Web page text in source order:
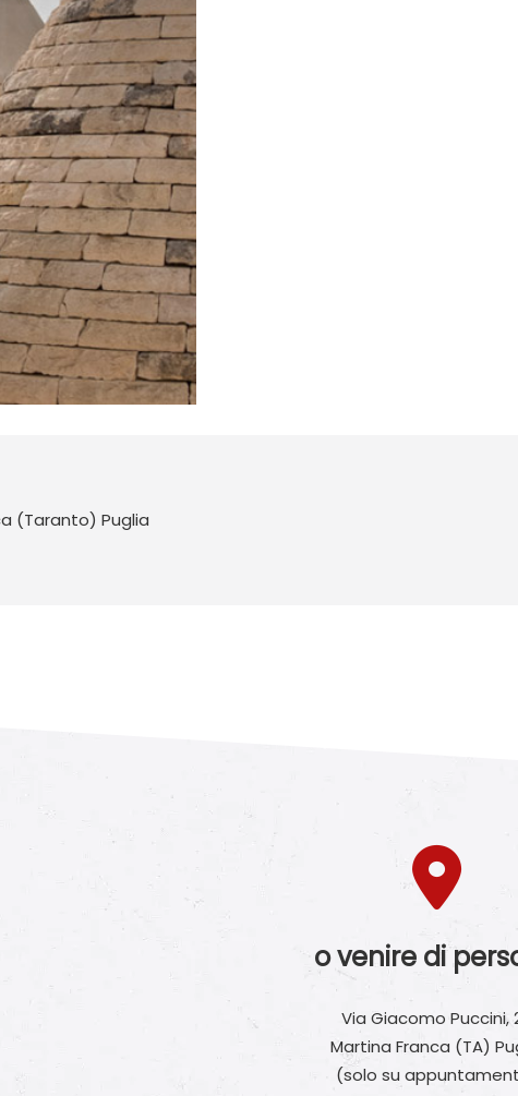
(Taranto) Puglia
o venire di
Via Giacomo Puccini,
Martina Franca (TA)
(solo su